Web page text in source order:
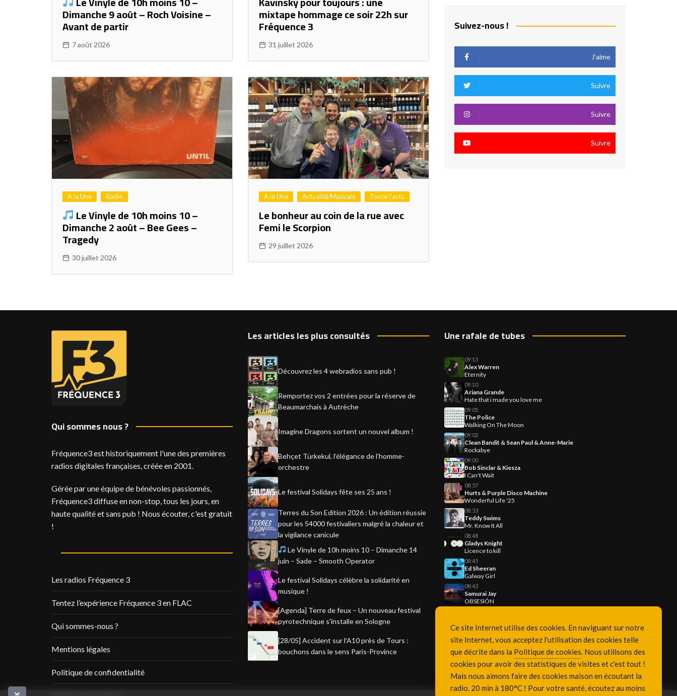
Dimanche 9 août – Roch Voisine –
Avant de partir
7 août 2026
mixtape hommage ce soir 22h sur
Fréquence 3
31 juillet 2026
A la Une Radio
Le Vinyle de 10h moins 10 –
Dimanche 2 août – Bee Gees –
Tragedy
30 juillet 2026
A la Une Actualité Musicale Toute l'actu
Le bonheur au coin de la rue avec
Femi le Scorpion
29 juillet 2026
Suivez-nous !
J’aime
Suivre
Suivre
Suivre
Qui sommes nous ?
Fréquence3 est historiquement l'une des premières
radios digitales françaises, créée en 2001.
Gérée par une équipe de bénévoles passionnés,
Fréquence3 diffuse en non-stop, tous les jours, en
haute qualité et sans pub ! Nous écouter, c'est gratuit
!
Les radios Fréquence 3
Tentez l’expérience Fréquence 3 en FLAC
Qui sommes-nous ?
Mentions légales
Politique de confidentialité
Les articles les plus consultés
Découvrez les 4 webradios sans pub !
Remportez vos 2 entrées pour la réserve de
Beaumarchais à Autrèche
Imagine Dragons sortent un nouvel album !
Behçet Türkekul, l’élégance de l’homme-
orchestre
Le festival Solidays fête ses 25 ans !
Terres du Son Edition 2026 : Un édition réussie
pour les 54000 festivaliers malgré la chaleur et
la vigilance canicule
Le Vinyle de 10h moins 10 – Dimanche 14
juin – Sade – Smooth Operator
Le festival Solidays célèbre la solidarité en
musique !
[Agenda] Terre de feux – Un nouveau festival
pyrotechnique s'installe en Sologne
[28/05] Accident sur l'A10 près de Tours :
bouchons dans le sens Paris-Province
Une rafale de tubes
09:13
Alex Warren
Eternity
09:10
Ariana Grande
Hate that i made you love me
09:05
The Police
Walking On The Moon
09:02
Clean Bandit & Sean Paul & Anne-Marie
Rockabye
09:00
Bob Sinclar & Kiesza
I Can't Wait
08:57
Hurts & Purple Disco Machine
Wonderful Life '25
08:53
Teddy Swims
Mr. Know It All
08:48
Gladys Knight
Licence to kill
08:45
Ed Sheeran
Galway Girl
08:42
Samurai Jay
OBSESIÓN
Ce site Internet utilise des cookies. En naviguant sur notre
site Internet, vous acceptez l'utilisation des cookies telle
que décrite dans la Politique de cookies. Nous utilisons des
cookies pour avoir des statistiques de visites et c'est tout !
Mais nous aimons faire des cookies maison en écoutant la
radio. 20 min à 180°C ! Pour votre santé, écoutez au moins